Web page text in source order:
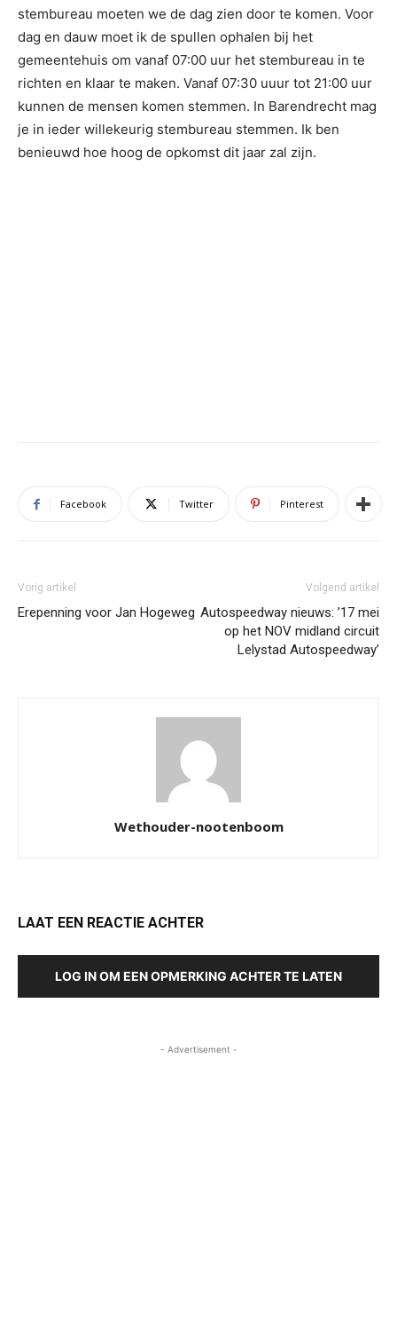
stembureau moeten we de dag zien door te komen. Voor
dag en dauw moet ik de spullen ophalen bij het
gemeentehuis om vanaf 07:00 uur het stembureau in te
richten en klaar te maken. Vanaf 07:30 uuur tot 21:00 uur
kunnen de mensen komen stemmen. In Barendrecht mag
je in ieder willekeurig stembureau stemmen. Ik ben
benieuwd hoe hoog de opkomst dit jaar zal zijn.
Facebook Twitter Pinterest
Vorig artikel
Erepenning voor Jan Hogeweg
Volgend artikel
Autospeedway nieuws: ’17 mei
op het NOV midland circuit
Lelystad Autospeedway’
Wethouder-nootenboom
LAAT EEN REACTIE ACHTER
LOG IN OM EEN OPMERKING ACHTER TE LATEN
- Advertisement -